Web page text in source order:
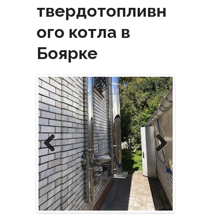
твердотопливн
ого котла в
Боярке
Previous Next